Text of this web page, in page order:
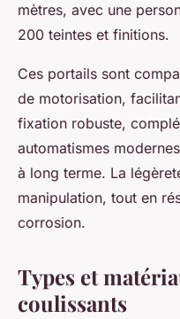
mètres, avec une
200 teintes et finitions.
Ces portails sont
de motorisation,
fixation robuste,
automatismes
à long terme. La
manipulation, tout en
corrosion.
Types et
coulissants